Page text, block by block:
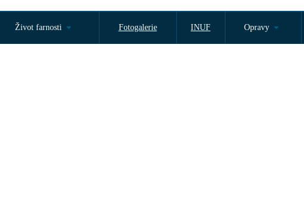
Život farnosti Fotogalerie INUF Opravy